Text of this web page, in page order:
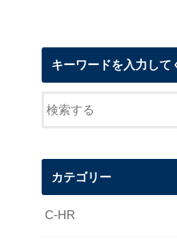
キーワードを入力して
カテゴリー
C-HR